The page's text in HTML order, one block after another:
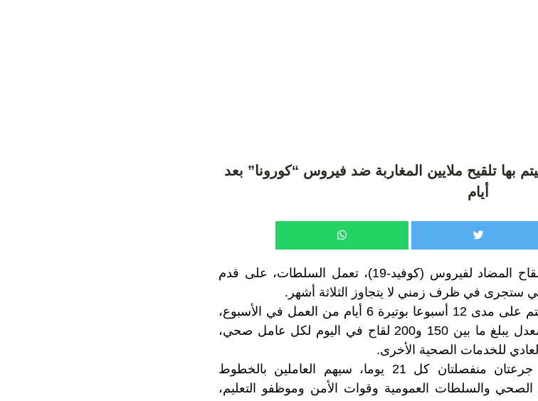
بها تلقيح ملايين المغاربة ضد فيروس “كورونا” بعد
أيام
في انتظار التوصل بالجرعات الأولى للقاح المضاد لفيروس (كوفيد-19)، تعمل السلطات، على قدم
ستجرى في ظرف زمني لا يتجاوز الثلاثة أشهر.
وعليه، فإن تنفيذ استراتيجية التلقيح ستتم على مدى 12 أسبوعا بوتيرة 6 أيام من العمل في الأسبوع،
وفي 4 فترات تبلغ كل منها 21 يوما بمعدل يبلغ ما بين 150 و200 لقاح في اليوم لكل عامل صحي،
للخدمات الصحية الأخرى.
والتلقيح المرتقب على مرحلتين، أي جرعتان منفصلتان كل 21 يوما، سيهم العاملين بالخطوط
والسلطات العمومية وقوات الأمن وموظفو التعليم،